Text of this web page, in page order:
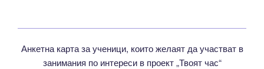
Анкетна карта за ученици, които желаят да участват в
занимания по интереси в проект „Твоят час“